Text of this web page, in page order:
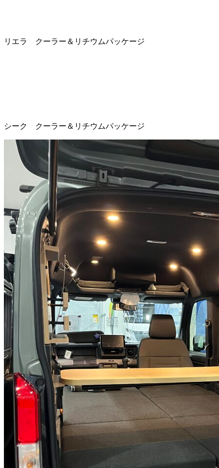
リエラ クーラー＆リチウムパッケージ
シーク クーラー＆リチウムパッケージ